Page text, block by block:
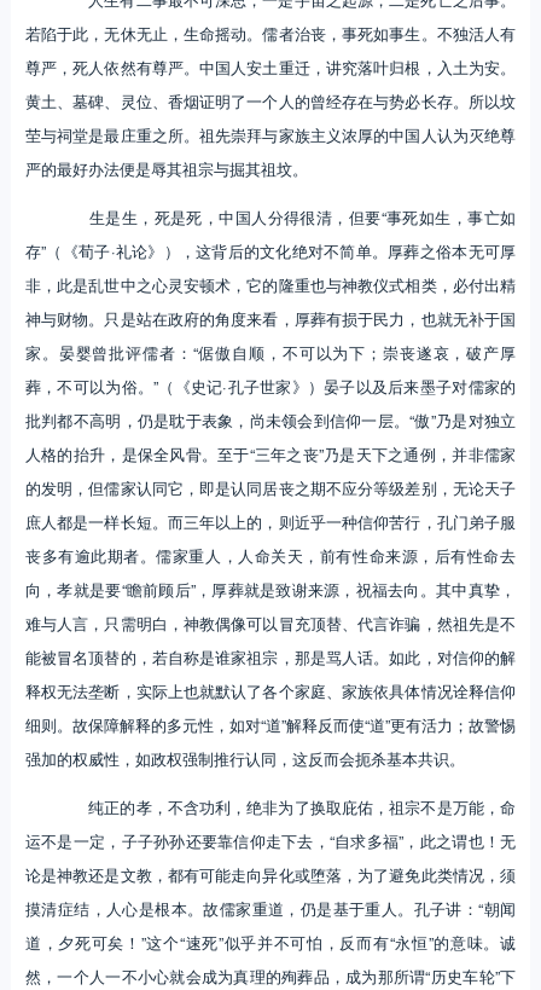
若陷于此，无休无止，生命摇动。儒者治丧，事死如事生。不独活人有
尊严，死人依然有尊严。中国人安土重迁，讲究落叶归根，入土为安。
黄土、墓碑、灵位、香烟证明了一个人的曾经存在与势必长存。所以坟
茔与祠堂是最庄重之所。祖先崇拜与家族主义浓厚的中国人认为灭绝尊
严的最好办法便是辱其祖宗与掘其祖坟。
生是生，死是死，中国人分得很清，但要“事死如生，事亡如
存”（《荀子·礼论》），这背后的文化绝对不简单。厚葬之俗本无可厚
非，此是乱世中之心灵安顿术，它的隆重也与神教仪式相类，必付出精
神与财物。只是站在政府的角度来看，厚葬有损于民力，也就无补于国
家。晏婴曾批评儒者：“倨傲自顺，不可以为下；崇丧遂哀，破产厚
葬，不可以为俗。”（《史记·孔子世家》）晏子以及后来墨子对儒家的
批判都不高明，仍是耽于表象，尚未领会到信仰一层。“傲”乃是对独立
人格的抬升，是保全风骨。至于“三年之丧”乃是天下之通例，并非儒家
的发明，但儒家认同它，即是认同居丧之期不应分等级差别，无论天子
庶人都是一样长短。而三年以上的，则近乎一种信仰苦行，孔门弟子服
丧多有逾此期者。儒家重人，人命关天，前有性命来源，后有性命去
向，孝就是要“瞻前顾后”，厚葬就是致谢来源，祝福去向。其中真挚，
难与人言，只需明白，神教偶像可以冒充顶替、代言诈骗，然祖先是不
能被冒名顶替的，若自称是谁家祖宗，那是骂人话。如此，对信仰的解
释权无法垄断，实际上也就默认了各个家庭、家族依具体情况诠释信仰
细则。故保障解释的多元性，如对“道”解释反而使“道”更有活力；故警惕
强加的权威性，如政权强制推行认同，这反而会扼杀基本共识。
纯正的孝，不含功利，绝非为了换取庇佑，祖宗不是万能，命
运不是一定，子子孙孙还要靠信仰走下去，“自求多福”，此之谓也！无
论是神教还是文教，都有可能走向异化或堕落，为了避免此类情况，须
摸清症结，人心是根本。故儒家重道，仍是基于重人。孔子讲：“朝闻
道，夕死可矣！”这个“速死”似乎并不可怕，反而有“永恒”的意味。诚
然，一个人一不小心就会成为真理的殉葬品，成为那所谓“历史车轮”下